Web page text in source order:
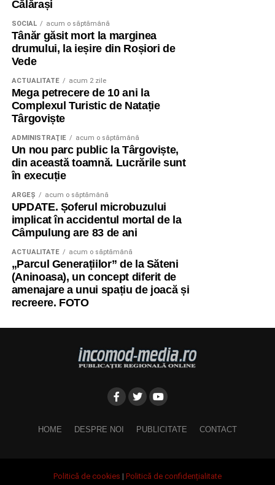
Călărași
SOCIAL acum o săptămână
Tânăr găsit mort la marginea
drumului, la ieșire din Roșiori de
Vede
ACTUALITATE acum 2 zile
Mega petrecere de 10 ani la
Complexul Turistic de Natație
Târgoviște
ADMINISTRAŢIE acum o săptămână
Un nou parc public la Târgoviște,
din această toamnă. Lucrările sunt
în execuție
ARGEȘ acum o săptămână
UPDATE. Șoferul microbuzului
implicat în accidentul mortal de la
Câmpulung are 83 de ani
ACTUALITATE acum o săptămână
„Parcul Generațiilor” de la Săteni
(Aninoasa), un concept diferit de
amenajare a unui spațiu de joacă și
recreere. FOTO
HOME DESPRE NOI PUBLICITATE CONTACT
Politică de cookies | Politică de confidențialitate